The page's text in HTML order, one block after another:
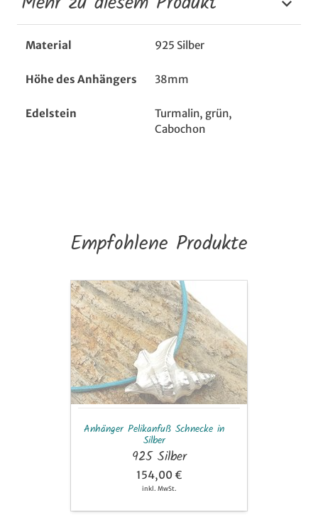
Material 925 Silber
Höhe des Anhängers 38mm
Edelstein
Turmalin, grün,
Cabochon
Empfohlene Produkte
Anhänger
Pelikanfuß
Schnecke
in
Silber
Anhänger Pelikanfuß Schnecke in
Silber
925 Silber
154,00 €
inkl. MwSt.